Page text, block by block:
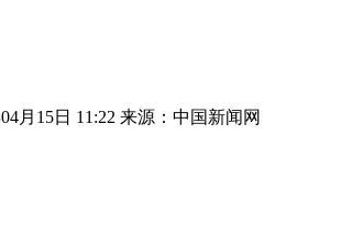
月15日 11:22 来源：中国新闻网